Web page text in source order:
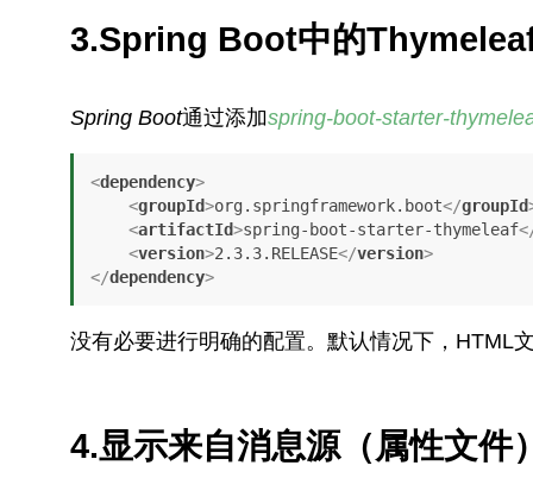
3.Spring Boot中的
Spring Boot通过添加spring-boot-starter-
<dependency>
<groupId>org.springframework.boot</groupId
<artifactId>spring-boot-starter-thymeleaf
<version>2.3.3.RELEASE</version>
</dependency>
没有必要进行明确的配置。默认情况下，HTML
4.显示来自消息源（属性文件